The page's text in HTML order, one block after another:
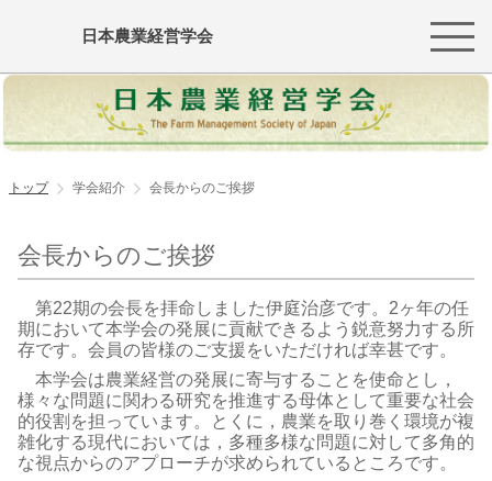
日本農業経営学会
トップ 学会紹介 会長からのご挨拶
会長からのご挨拶
第22期の会長を拝命しました伊庭治彦です。2ヶ年の任
期において本学会の発展に貢献できるよう鋭意努力する所
存です。会員の皆様のご支援をいただければ幸甚です。
本学会は農業経営の発展に寄与することを使命とし，
様々な問題に関わる研究を推進する母体として重要な社会
的役割を担っています。とくに，農業を取り巻く環境が複
雑化する現代においては，多種多様な問題に対して多角的
な視点からのアプローチが求められているところです。